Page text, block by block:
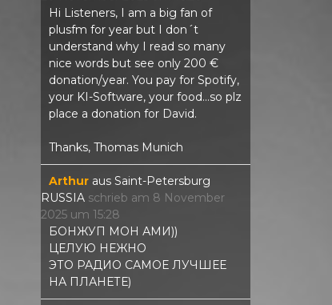
Hi Listeners, I am a big fan of
plusfm for year but I don´t
understand why I read so many
nice words but see only 200 €
donation/year. You pay for Spotify,
your KI-Software, your food...so plz
place a donation for David.
Thanks, Thomas Munich
Arthur aus Saint-Petersburg
RUSSIA schrieb am 8 November
2025 um 15:28
БОНЖУП МОН АМИ))
ЦЕЛУЮ НЕЖНО
ЭТО РАДИО САМОЕ ЛУЧШЕЕ
НА ПЛАНЕТЕ)